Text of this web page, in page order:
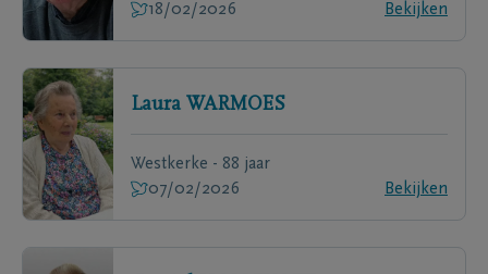
18/02/2026
Bekijken
Laura WARMOES
Westkerke - 88 jaar
07/02/2026
Bekijken